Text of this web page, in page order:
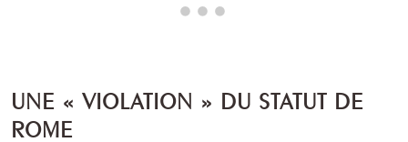
UNE « VIOLATION » DU STATUT DE
ROME